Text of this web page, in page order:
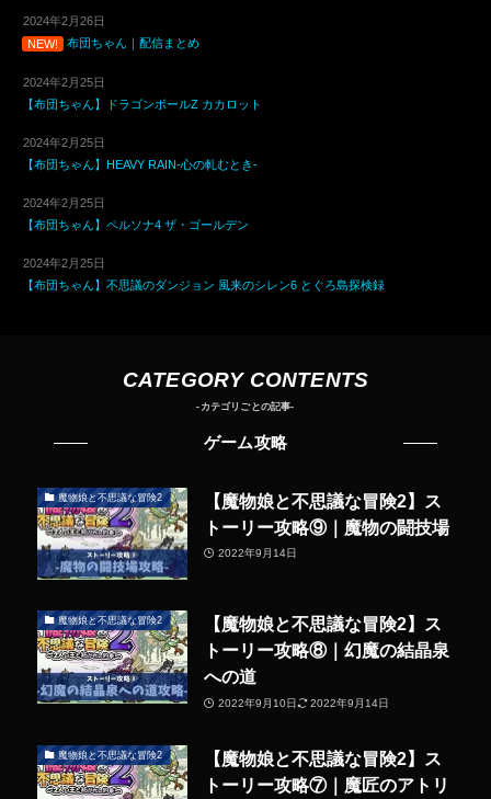
2024年2月26日
NEW!
布団ちゃん｜配信まとめ
2024年2月25日
【布団ちゃん】ドラゴンボールZ カカロット
2024年2月25日
【布団ちゃん】HEAVY RAIN-心の軋むとき-
2024年2月25日
【布団ちゃん】ペルソナ4 ザ・ゴールデン
2024年2月25日
【布団ちゃん】不思議のダンジョン 風来のシレン6 とぐろ島探検録
CATEGORY CONTENTS
-カテゴリごとの記事-
ゲーム攻略
魔物娘と不思議な冒険2
【魔物娘と不思議な冒険2】ス
トーリー攻略⑨｜魔物の闘技場
2022年9月14日
魔物娘と不思議な冒険2
【魔物娘と不思議な冒険2】ス
トーリー攻略⑧｜幻魔の結晶泉
への道
2022年9月10日 2022年9月14日
魔物娘と不思議な冒険2
【魔物娘と不思議な冒険2】ス
トーリー攻略⑦｜魔匠のアトリ